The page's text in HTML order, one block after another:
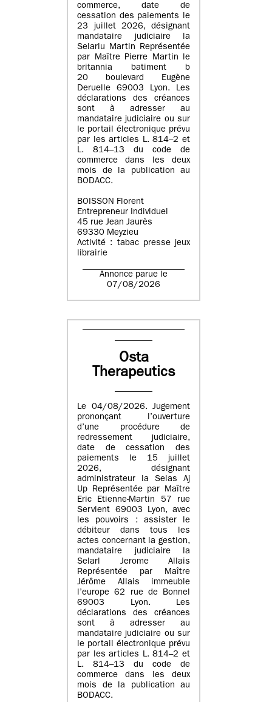
commerce, date de
cessation des paiements le
23 juillet 2026, désignant
mandataire judiciaire la
Selarlu Martin Représentée
par Maître Pierre Martin le
britannia batiment b
20 boulevard Eugène
Deruelle 69003 Lyon. Les
déclarations des créances
sont à adresser au
mandataire judiciaire ou sur
le portail électronique prévu
par les articles L. 814–2 et
L. 814–13 du code de
commerce dans les deux
mois de la publication au
BODACC.
BOISSON Florent
Entrepreneur Individuel
45 rue Jean Jaurès
69330 Meyzieu
Activité : tabac presse jeux
librairie
Annonce parue le
07/08/2026
Osta
Therapeutics
Le 04/08/2026. Jugement
prononçant l’ouverture
d’une procédure de
redressement judiciaire,
date de cessation des
paiements le 15 juillet
2026, désignant
administrateur la Selas Aj
Up Représentée par Maître
Eric Etienne-Martin 57 rue
Servient 69003 Lyon, avec
les pouvoirs : assister le
débiteur dans tous les
actes concernant la gestion,
mandataire judiciaire la
Selarl Jerome Allais
Représentée par Maître
Jérôme Allais immeuble
l’europe 62 rue de Bonnel
69003 Lyon. Les
déclarations des créances
sont à adresser au
mandataire judiciaire ou sur
le portail électronique prévu
par les articles L. 814–2 et
L. 814–13 du code de
commerce dans les deux
mois de la publication au
BODACC.